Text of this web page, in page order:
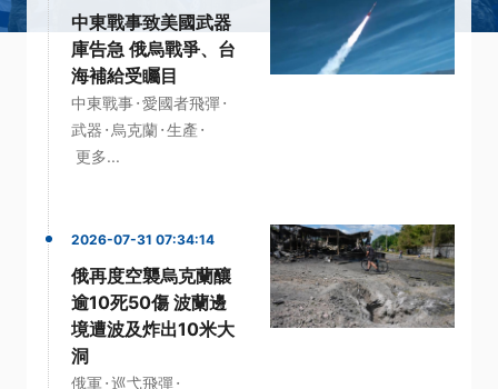
中東戰事致美國武器
庫告急 俄烏戰爭、台
海補給受矚目
中東戰事·愛國者飛彈·
武器 · 烏克蘭·生產 ·
更多...
2026-07-31 07:34:14
俄再度空襲烏克蘭釀
逾10死50傷 波蘭邊
境遭波及炸出10米大
洞
俄軍 ·巡弋飛彈·